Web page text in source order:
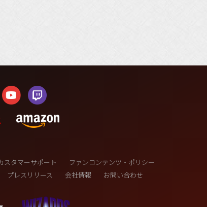
スタマーサポート
ファンコンテンツ・ポリシー
プレスリリース 会社情報 お問い合わせ